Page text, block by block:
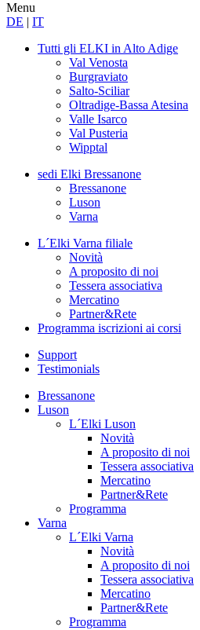
Menu
DE | IT
Tutti gli ELKI in Alto Adige
Val Venosta
Burgraviato
Salto-Sciliar
Oltradige-Bassa Atesina
Valle Isarco
Val Pusteria
Wipptal
sedi Elki Bressanone
Bressanone
Luson
Varna
L´Elki Varna filiale
Novità
A proposito di noi
Tessera associativa
Mercatino
Partner&Rete
Programma iscrizioni ai corsi
Support
Testimonials
Bressanone
Luson
L´Elki Luson
Novità
A proposito di noi
Tessera associativa
Mercatino
Partner&Rete
Programma
Varna
L´Elki Varna
Novità
A proposito di noi
Tessera associativa
Mercatino
Partner&Rete
Programma